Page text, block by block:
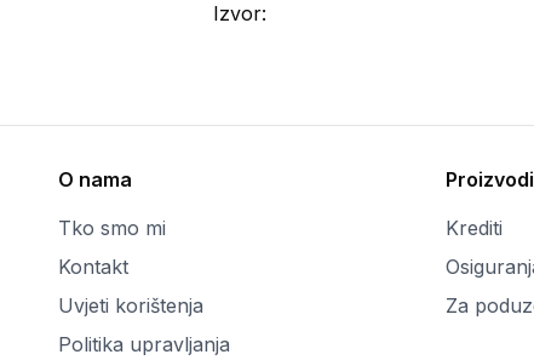
Izvor:
O nama
Tko smo mi
Kontakt
Uvjeti korištenja
Politika upravljanja
Proizvodi
Krediti
Za